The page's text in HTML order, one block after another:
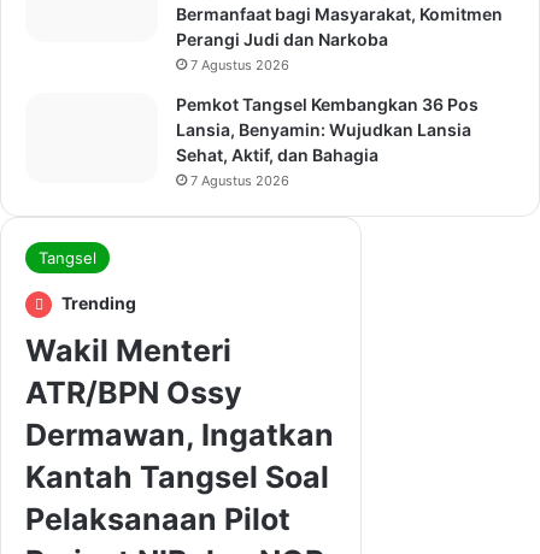
Bermanfaat bagi Masyarakat, Komitmen
Perangi Judi dan Narkoba
7 Agustus 2026
Pemkot Tangsel Kembangkan 36 Pos
Lansia, Benyamin: Wujudkan Lansia
Sehat, Aktif, dan Bahagia
7 Agustus 2026